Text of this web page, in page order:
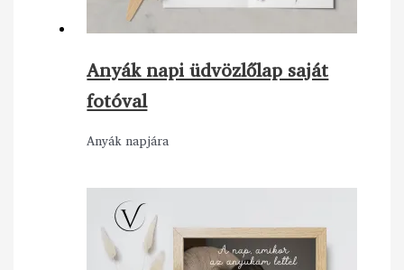
Anyák napi üdvözlőlap saját
fotóval
Anyák napjára